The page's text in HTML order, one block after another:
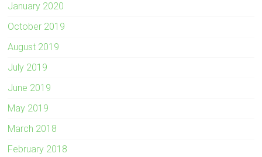
January 2020
October 2019
August 2019
July 2019
June 2019
May 2019
March 2018
February 2018